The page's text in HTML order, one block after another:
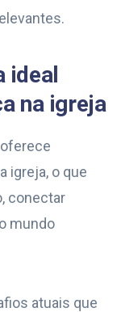
ideal
na igreja
igreja, o que
conectar
mundo
atuais que